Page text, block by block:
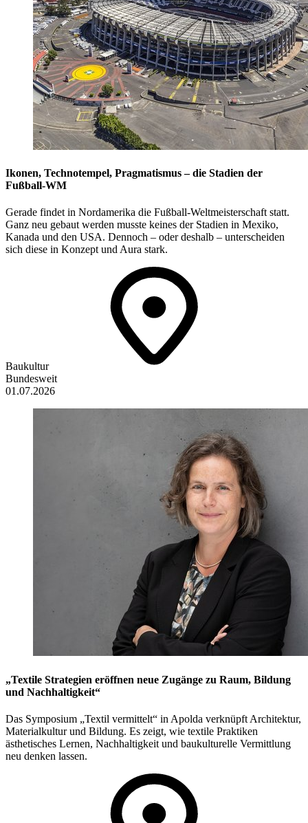
Ikonen, Technotempel, Pragmatismus – die Stadien der
Fußball-WM
Gerade findet in Nordamerika die Fußball-Weltmeisterschaft statt.
Ganz neu gebaut werden musste keines der Stadien in Mexiko,
Kanada und den USA. Dennoch – oder deshalb – unterscheiden
sich diese in Konzept und Aura stark.
Baukultur
Bundesweit
01.07.2026
„Textile Strategien eröffnen neue Zugänge zu Raum, Bildung
und Nachhaltigkeit“
Das Symposium „Textil vermittelt“ in Apolda verknüpft Architektur,
Materialkultur und Bildung. Es zeigt, wie textile Praktiken
ästhetisches Lernen, Nachhaltigkeit und baukulturelle Vermittlung
neu denken lassen.